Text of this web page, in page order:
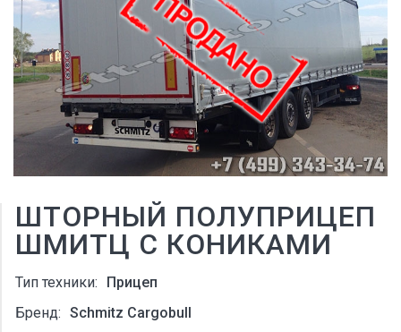
ШТОРНЫЙ ПОЛУПРИЦЕП
ШМИТЦ С КОНИКАМИ
Тип техники:
Прицеп
Бренд: Schmitz Cargobull